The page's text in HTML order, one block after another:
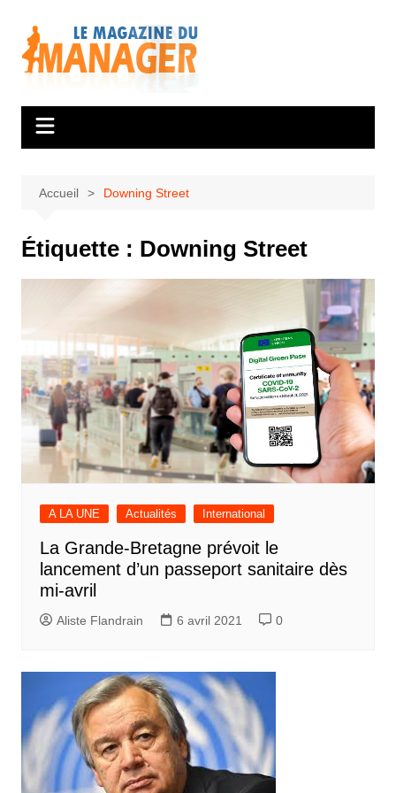
contenu
Accueil Downing Street
Étiquette : Downing Street
A LA UNE Actualités International
La Grande-Bretagne prévoit le
lancement d’un passeport sanitaire dès
mi-avril
Aliste Flandrain 6 avril 2021 0